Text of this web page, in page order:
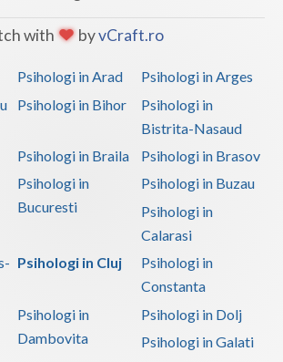
with byvCraft.ro
Psihologi in Arad
Psihologi in Arges
Psihologi in Bihor
Psihologi in
Bistrita-Nasaud
Psihologi in Braila
Psihologi in Brasov
Psihologi in
Bucuresti
Psihologi in Buzau
Psihologi in
Calarasi
Psihologi in Cluj
Psihologi in
Constanta
Psihologi in
Dambovita
Psihologi in Dolj
Psihologi in Galati